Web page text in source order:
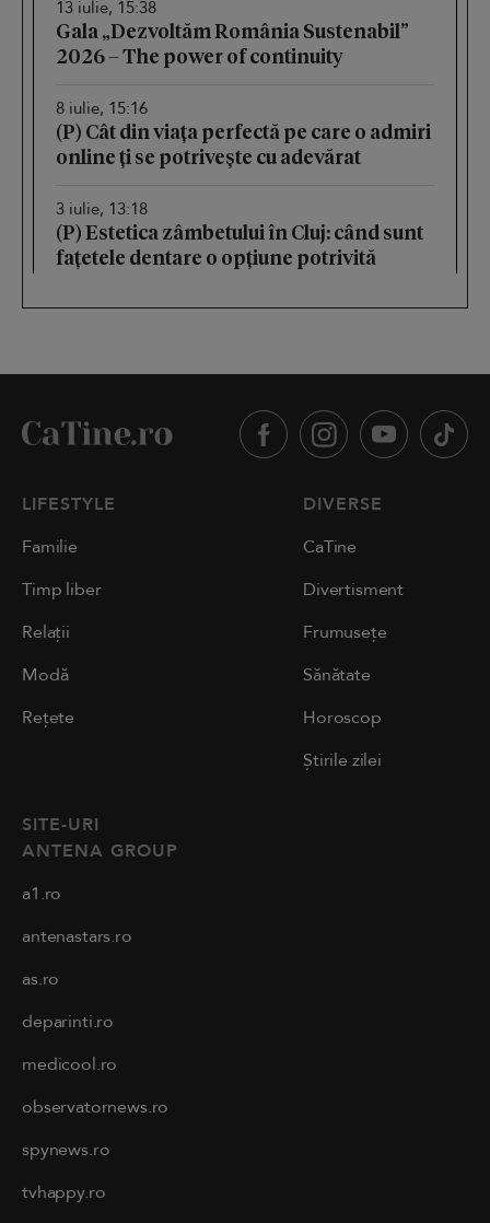
13 iulie, 15:38
Gala „Dezvoltăm România Sustenabil”
2026 – The power of continuity
8 iulie, 15:16
(P) Cât din viața perfectă pe care o admiri
online ți se potrivește cu adevărat
3 iulie, 13:18
(P) Estetica zâmbetului în Cluj: când sunt
fațetele dentare o opțiune potrivită
LIFESTYLE
Familie
Timp liber
Relații
Modă
Rețete
DIVERSE
CaTine
Divertisment
Frumusețe
Sănătate
Horoscop
Știrile zilei
SITE-URI
ANTENA GROUP
a1.ro
antenastars.ro
as.ro
deparinti.ro
medicool.ro
observatornews.ro
spynews.ro
tvhappy.ro